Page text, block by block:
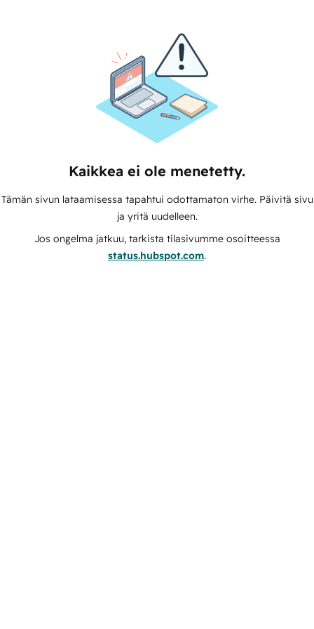
Kaikkea ei ole menetetty.
Tämän sivun lataamisessa tapahtui odottamaton virhe. Päivitä sivu
ja yritä uudelleen.
Jos ongelma jatkuu, tarkista tilasivumme osoitteessa
status.hubspot.com.